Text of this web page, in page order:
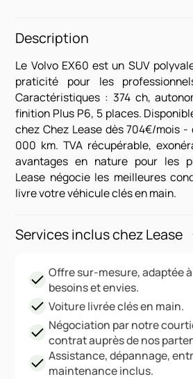
Description
Le Volvo EX60 est un SUV
praticité pour les
Caractéristiques : 374 ch,
finition Plus P6, 5 places.
chez Chez Lease dès 704€/mois
000 km. TVA récupérable,
avantages en nature pour les
Lease négocie les meilleures
livre votre véhicule clés en main.
Services inclus chez Lease
Offre sur-mesure, adaptée
besoins et envies.
Voiture livrée clés en main.
Négociation par notre
contrat auprès de nos
Assistance, dépannage,
maintenance inclus.